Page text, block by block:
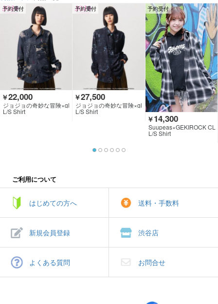
予約受付
￥22,000
ジョジョの奇妙な冒険×gl
amb
L/S Shirt
予約受付
￥27,500
ジョジョの奇妙な冒険×gl
amb
L/S Shirt
予約受付
￥14,300
Suupeas×GEKIROCK CL
OTHING
L/S Shirt
ご利用について
はじめての方へ 送料・手数料
新規会員登録 渋谷店
よくある質問 お問合せ